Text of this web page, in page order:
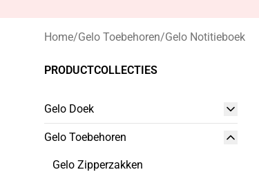
Home/Gelo Toebehoren/Gelo Notitieboek
PRODUCTCOLLECTIES
Gelo Doek
Gelo Toebehoren
Gelo Zipperzakken